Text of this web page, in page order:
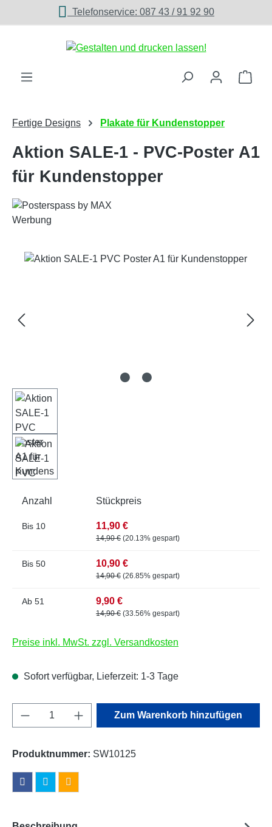
Zum Hauptinhalt springenTelefonservice: 087 43 / 91 92 90
Fertige Designs Plakate für Kundenstopper
Aktion SALE-1 - PVC-Poster A1
für Kundenstopper
Bildergalerie überspringen
Anzahl Stückpreis
Bis 10 11,90 €
14,90 € (20.13% gespart)
Bis 50 10,90 €
14,90 € (26.85% gespart)
Ab 51 9,90 €
14,90 € (33.56% gespart)
Preise inkl. MwSt. zzgl. Versandkosten
Sofort verfügbar, Lieferzeit: 1-3 Tage
Produkt Anzahl: Gib den gewünschten
Zum Warenkorb hinzufügen
Produktnummer: SW10125